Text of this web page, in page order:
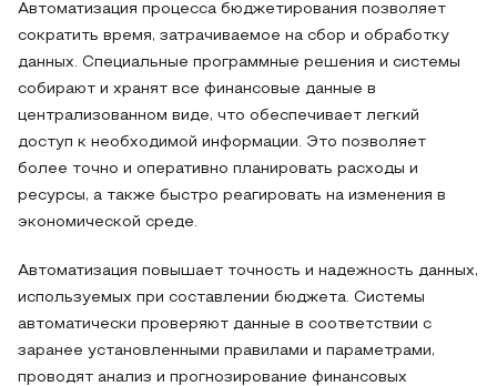
Автоматизация процесса бюджетирования позволяет
сократить время, затрачиваемое на сбор и обработку
данных. Специальные программные решения и системы
собирают и хранят все финансовые данные в
централизованном виде, что обеспечивает легкий
доступ к необходимой информации. Это позволяет
более точно и оперативно планировать расходы и
ресурсы, а также быстро реагировать на изменения в
экономической среде.
Автоматизация повышает точность и надежность данных,
используемых при составлении бюджета. Системы
автоматически проверяют данные в соответствии с
заранее установленными правилами и параметрами,
проводят анализ и прогнозирование финансовых